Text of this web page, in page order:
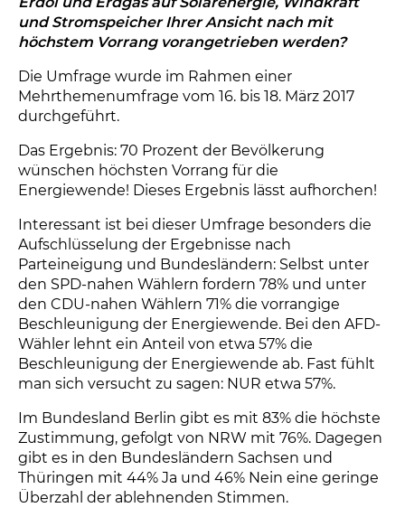
und Stromspeicher Ihrer Ansicht nach mit
höchstem Vorrang vorangetrieben werden?
Die Umfrage wurde im Rahmen einer
Mehrthemenumfrage vom 16. bis 18. März 2017
durchgeführt.
Das Ergebnis: 70 Prozent der Bevölkerung
wünschen höchsten Vorrang für die
Energiewende! Dieses Ergebnis lässt aufhorchen!
Interessant ist bei dieser Umfrage besonders die
Aufschlüsselung der Ergebnisse nach
Parteineigung und Bundesländern: Selbst unter
den SPD-nahen Wählern fordern 78% und unter
den CDU-nahen Wählern 71% die vorrangige
Beschleunigung der Energiewende. Bei den AFD-
Wähler lehnt ein Anteil von etwa 57% die
Beschleunigung der Energiewende ab. Fast fühlt
man sich versucht zu sagen: NUR etwa 57%.
Im Bundesland Berlin gibt es mit 83% die höchste
Zustimmung, gefolgt von NRW mit 76%. Dagegen
gibt es in den Bundesländern Sachsen und
Thüringen mit 44% Ja und 46% Nein eine geringe
Überzahl der ablehnenden Stimmen.